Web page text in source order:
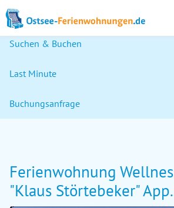
Suchen & Buchen
Last Minute
Buchungsanfrage
Ferienwohnung
"Klaus Störtebeker"